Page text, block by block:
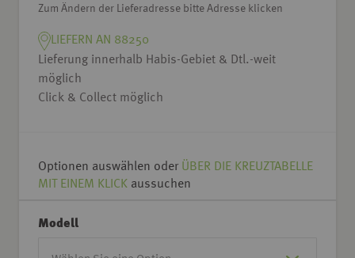
Zum Ändern der Lieferadresse bitte Adresse klicken
LIEFERN AN 88250
Lieferung innerhalb Habis-Gebiet & Dtl.-weit
möglich
Click & Collect möglich
Optionen auswählen oder ÜBER DIE KREUZTABELLE
MIT EINEM KLICK aussuchen
Modell